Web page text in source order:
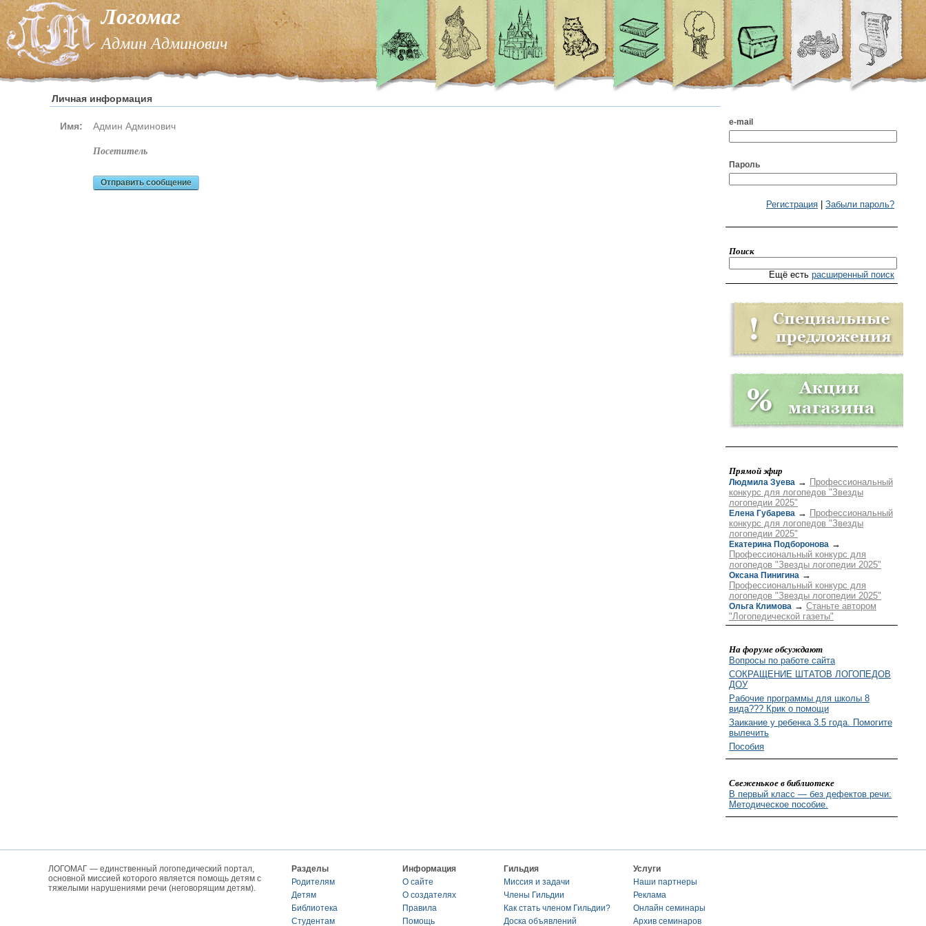
Логомаг
Админ Админович
Личная информация
Имя: Админ Админович
посетитель
Отправить сообщение
e-mail
Пароль
Регистрация Забыли пароль?
Поиск
Ещё есть расширенный поиск
Прямой эфир
Людмила Зуева → Профессиональный
конкурс для логопедов "Звезды
логопедии 2025"
Елена Губарева → Профессиональный
конкурс для логопедов "Звезды
логопедии 2025"
Екатерина Подборонова →
Профессиональный конкурс для
логопедов "Звезды логопедии 2025"
Оксана Пинигина →
Профессиональный конкурс для
логопедов "Звезды логопедии 2025"
Ольга Климова → Станьте автором
"Логопедической газеты"
На форуме обсуждают
Вопросы по работе сайта
СОКРАЩЕНИЕ ШТАТОВ ЛОГОПЕДОВ
ДОУ
Рабочие программы для школы 8
вида??? Крик о помощи
Заикание у ребенка 3.5 года. Помогите
вылечить
Пособия
Свеженькое в библиотеке
В первый класс — без дефектов речи:
Методическое пособие.
ЛОГОМАГ — единственный логопедический портал,
основной миссией которого является помощь детям с
тяжелыми нарушениями речи (неговорящим детям).
Разделы
Родителям
Детям
Библиотека
Студентам
Информация
О сайте
О создателях
Правила
Помощь
Гильдия
Миссия и задачи
Члены Гильдии
Как стать членом Гильдии?
Доска объявлений
Услуги
Наши партнеры
Реклама
Онлайн семинары
Архив семинаров